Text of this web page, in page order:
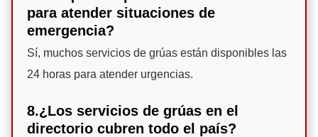
para atender situaciones de
emergencia?
Sí, muchos servicios de grúas están disponibles las
24 horas para atender urgencias.
8.¿Los servicios de grúas en el
directorio cubren todo el país?